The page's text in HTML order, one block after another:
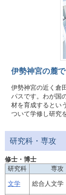
伊勢神宮の麓
伊勢神宮の近く倉
パスです。わが国
材を育成するとい
ついて学修し研究
研究科・専攻
修士・博士
研究科
専攻
文学 総合人文学